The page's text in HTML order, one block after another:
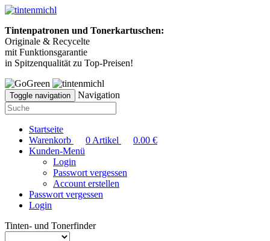
Tintenpatronen und Tonerkartuschen:
Originale & Recycelte
mit Funktionsgarantie
in Spitzenqualität zu Top-Preisen!
Toggle navigation Navigation
Startseite
Warenkorb
0 Artikel 0.00 €
Kunden-Menü
Login
Passwort vergessen
Account erstellen
Passwort vergessen
Login
Tinten- und Tonerfinder